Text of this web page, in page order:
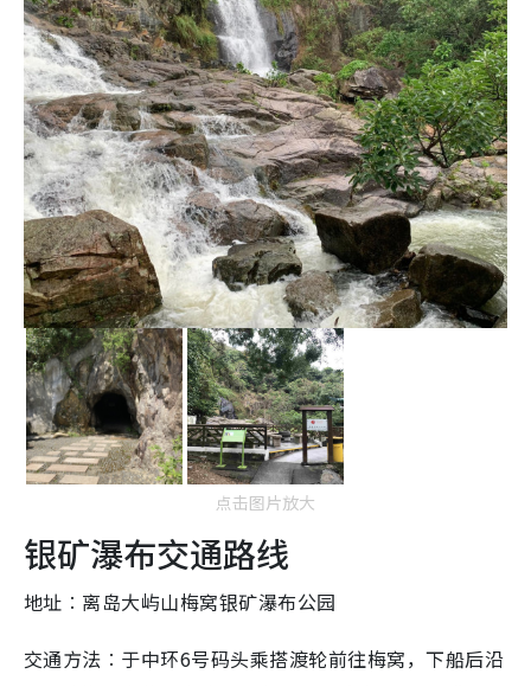
点击图片放大
银矿瀑布交通路线
地址︰离岛大屿山梅窝银矿瀑布公园
交通方法︰于中环6号码头乘搭渡轮前往梅窝，下船后沿